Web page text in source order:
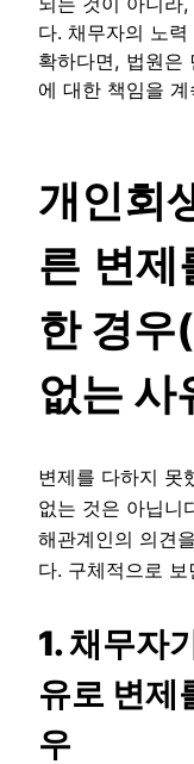
다. 채무자의 노
확하다면, 법원은
에 대한 책임을
개인회
른 변제
한 경우
없는 사
변제를 다하지 못
없는 것은 아닙니
해관계인의 의견
다. 구체적으로
1. 채무자
유로 변제
우